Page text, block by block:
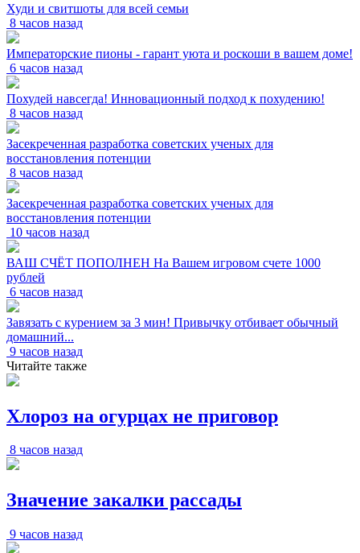
Худи и свитшоты для всей семьи
8 часов назад
Императорские пионы - гарант уюта и роскоши в вашем доме!
6 часов назад
Похудей навсегда! Инновационный подход к похудению!
8 часов назад
Засекреченная разработка советских ученых для
восстановления потенции
8 часов назад
Засекреченная разработка советских ученых для
восстановления потенции
10 часов назад
ВАШ СЧЁТ ПОПОЛНЕН На Вашем игровом счете 1000
рублей
6 часов назад
Завязать с курением за 3 мин! Привычку отбивает обычный
домашний...
9 часов назад
Читайте также
Хлороз на огурцах не приговор
8 часов назад
Значение закалки рассады
9 часов назад